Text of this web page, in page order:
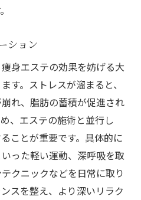
ション
身エステの効果を妨げる大
す。ストレスが溜まると、
れ、脂肪の蓄積が促進され
、エステの施術と並行し
ことが重要です。具体的に
った軽い運動、深呼吸を取
クニックなどを日常に取り
スを整え、より深いリラク